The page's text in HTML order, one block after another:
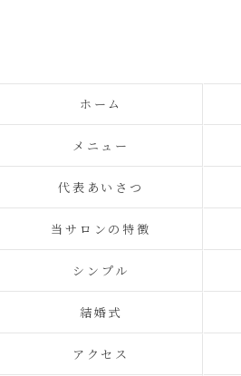
ホーム
メニュー
代表あいさつ
当サロンの特徴
シンプル
結婚式
アクセス